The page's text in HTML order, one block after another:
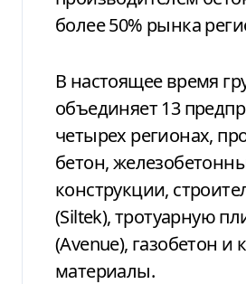
более 50% рынка
В настоящее время
объединяет 13
четырех регионах,
бетон,
конструкции,
(Siltek), тротуарную
(Avenue), газобетон и
материалы.